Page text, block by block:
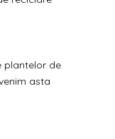
plantelor de
asta